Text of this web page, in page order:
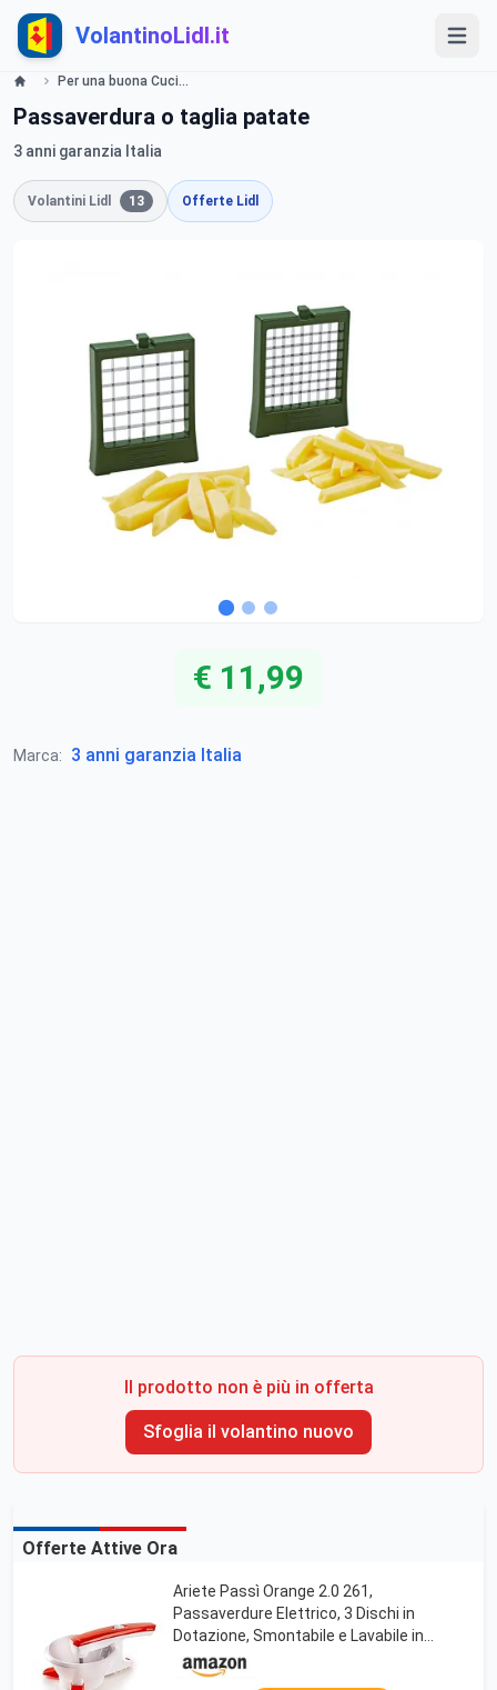
VolantinoLidl.it
Per una buona Cucina Offerte valide da lunedì 15 luglio 2019 Lidl
Passaverdura o taglia patate
3 anni garanzia Italia
Volantini Lidl 13 Offerte Lidl
€ 11,99
Marca: 3 anni garanzia Italia
Il prodotto non è più in offerta
Sfoglia il volantino nuovo
Offerte Attive Ora
Ariete Passì Orange 2.0 261,
Passaverdure Elettrico, 3 Dischi in
Dotazione, Smontabile e Lavabile in
Lavastoviglie, 25W, Bianco/Arancione